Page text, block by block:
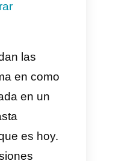
personas
y le dan
formas. Entre
ocio, para
y
de trabajo,